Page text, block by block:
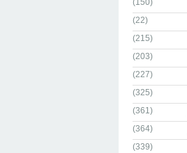
(22)
(215)
(203)
(227)
(325)
(361)
(364)
(339)